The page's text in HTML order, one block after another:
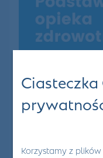
Korzystamy z plików